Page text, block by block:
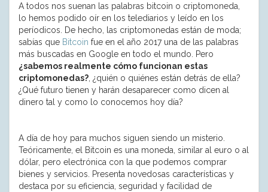
A todos nos suenan las palabras bitcoin o criptomoneda,
lo hemos podido oír en los telediarios y leído en los
períodicos. De hecho, las criptomonedas están de moda;
sabías que Bitcoin fue en el año 2017 una de las palabras
más buscadas en Google en todo el mundo. Pero
¿sabemos realmente cómo funcionan estas
criptomonedas? , ¿quién o quiénes están detrás de ella?
¿Qué futuro tienen y harán desaparecer como dicen al
dinero tal y como lo conocemos hoy día?
A día de hoy para muchos siguen siendo un misterio.
Teóricamente, el Bitcoin es una moneda, similar al euro o al
dólar, pero electrónica con la que podemos comprar
bienes y servicios. Presenta novedosas características y
destaca por su eficiencia, seguridad y facilidad de